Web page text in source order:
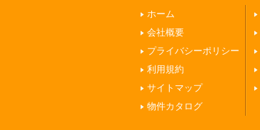
ホーム
会社概要
プライバシーポリシー
利用規約
サイトマップ
物件カタログ